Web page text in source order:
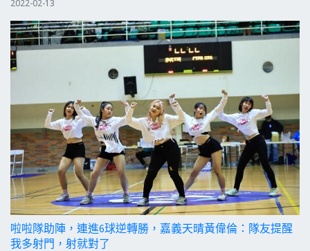
2022-02-13
啦啦隊助陣，連進6球逆轉勝，嘉義天晴黃偉倫：隊友提醒
我多射門，射就對了